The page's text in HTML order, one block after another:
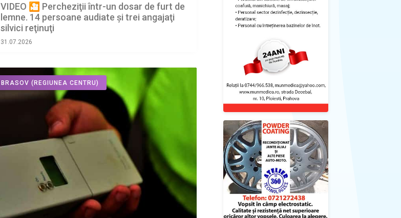
VIDEO 🎦 Percheziţii într-un dosar de furt de
lemne. 14 persoane audiate și trei angajaţi
silvici reţinuţi
31.07.2026
BRASOV (REGIUNEA CENTRU)